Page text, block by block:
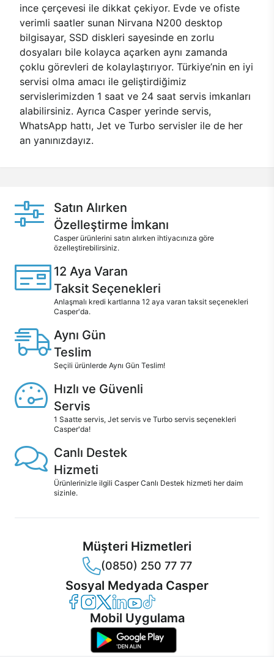
ince çerçevesi ile dikkat çekiyor. Evde ve ofiste
verimli saatler sunan Nirvana N200 desktop
bilgisayar, SSD diskleri sayesinde en zorlu
dosyaları bile kolayca açarken aynı zamanda
çoklu görevleri de kolaylaştırıyor. Türkiye’nin en iyi
servisi olma amacı ile geliştirdiğimiz
servislerimizden 1 saat ve 24 saat servis imkanları
alabilirsiniz. Ayrıca Casper yerinde servis,
WhatsApp hattı, Jet ve Turbo servisler ile de her
an yanınızdayız.
Satın Alırken
Özelleştirme İmkanı
Casper ürünlerini satın alırken ihtiyacınıza göre
özelleştirebilirsiniz.
12 Aya Varan
Taksit Seçenekleri
Anlaşmalı kredi kartlarına 12 aya varan taksit seçenekleri
Casper'da.
Aynı Gün
Teslim
Seçili ürünlerde Aynı Gün Teslim!
Hızlı ve Güvenli
Servis
1 Saatte servis, Jet servis ve Turbo servis seçenekleri
Casper'da!
Canlı Destek
Hizmeti
Ürünlerinizle ilgili Casper Canlı Destek hizmeti her daim
sizinle.
Müşteri Hizmetleri
(0850) 250 77 77
Sosyal Medyada Casper
Casper Facebook
Casper Instagram
Casper Twitter
Casper LinkedIn
Casper YouTube
Casper TikTok
Mobil Uygulama